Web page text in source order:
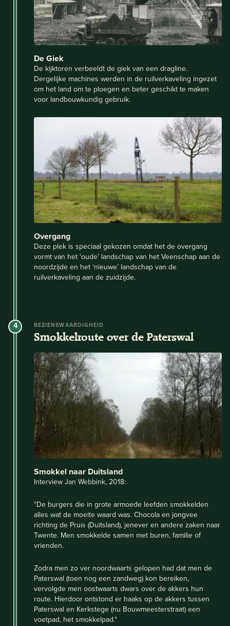
De Giek
De kijktoren verbeeldt de giek van een dragline.
Dergelijke machines werden in de ruilverkaveling ingezet
om het land om te ploegen en beter geschikt te maken
voor landbouwkundig gebruik.
Overgang
Deze plek is speciaal gekozen omdat het de overgang
vormt van het ‘oude’ landschap van het Veenschap aan de
noordzijde en het ‘nieuwe’ landschap van de
ruilverkaveling aan de zuidzijde.
4 BEZIENSWAARDIGHEID
Smokkelroute over de Paterswal
Smokkel naar Duitsland
Interview Jan Webbink, 2018:
"De burgers die in grote armoede leefden smokkelden
alles wat de moeite waard was. Chocola en jongvee
richting de Pruis (Duitsland), jenever en andere zaken naar
Twente. Men smokkelde samen met buren, familie of
vrienden.
Zodra men zo ver noordwaarts gelopen had dat men de
Paterswal (toen nog een zandweg) kon bereiken,
vervolgde men oostwaarts dwars over de akkers hun
route. Hierdoor ontstond er haaks op de akkers tussen
Paterswal en Kerkstege (nu Bouwmeesterstraat) een
voetpad, het smokkelpad."